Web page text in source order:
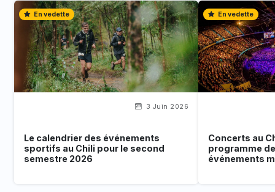
En vedette
3 Juin 2026
Le calendrier des événements
sportifs au Chili pour le second
semestre 2026
En vedette
Concerts au
programme
événements